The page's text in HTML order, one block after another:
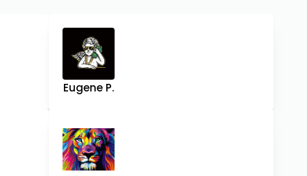
Eugene P.